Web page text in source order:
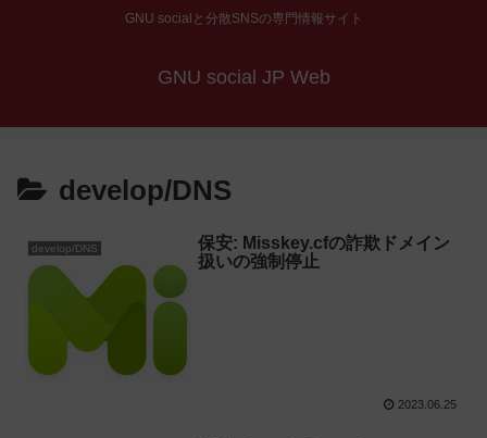
GNU socialと分散SNSの専門情報サイト
GNU social JP Web
develop/DNS
develop/DNS
保安: Misskey.cfの詐欺ドメイン
扱いの強制停止
2023.06.25